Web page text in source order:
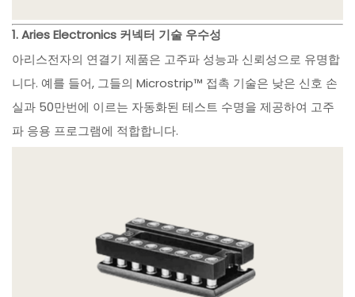
1. Aries Electronics 커넥터 기술 우수성
아리스전자의 연결기 제품은 고주파 성능과 신뢰성으로 유명합
니다. 예를 들어, 그들의 Microstrip™ 접촉 기술은 낮은 신호 손
실과 50만번에 이르는 자동화된 테스트 수명을 제공하여 고주
파 응용 프로그램에 적합합니다.